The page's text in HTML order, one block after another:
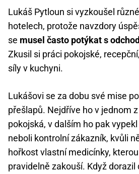
Lukáš Pytloun si vyzkoušel
hotelech, protože navzdory
se musel často potýkat s
Zkusil si práci pokojské,
síly v kuchyni.
Lukášovi se za dobu své mise
přešlapů. Nejdříve ho v jednom
pokojská, v dalším ho pak
neboli kontrolní zákazník, kvůli
hořkost vlastní medicínky,
pravidelně zakouší. Když dorazil